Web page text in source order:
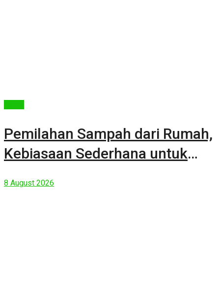
Pemilahan Sampah dari Rumah,
Kebiasaan Sederhana untuk
8 August 2026